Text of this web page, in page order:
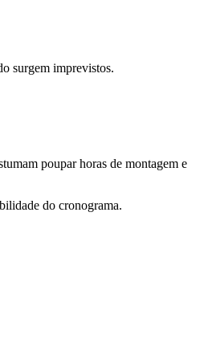
surgem imprevistos.
poupar horas de montagem e
do cronograma.